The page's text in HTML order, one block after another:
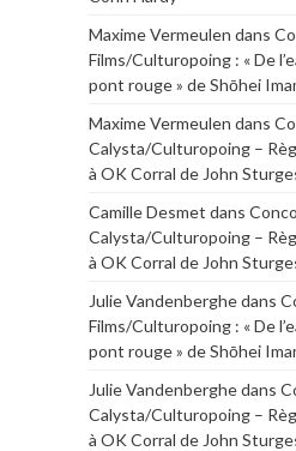
Maxime Vermeulen dans
Films/Culturopoing : « De
pont rouge » de Shōhei
Maxime Vermeulen dans
Calysta/Culturopoing –
à OK Corral de John
Camille Desmet dans
Calysta/Culturopoing –
à OK Corral de John
Julie Vandenberghedans
Films/Culturopoing : « De
pont rouge » de Shōhei
Julie Vandenberghedans
Calysta/Culturopoing –
à OK Corral de John